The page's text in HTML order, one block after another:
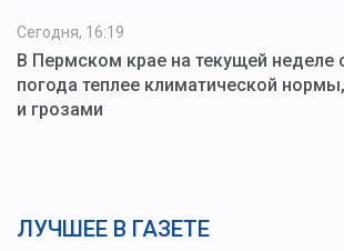
Сегодня, 16:19
В Пермском крае на текущей неделе
погода теплее климатической
и грозами
ЛУЧШЕЕ В ГАЗЕТЕ